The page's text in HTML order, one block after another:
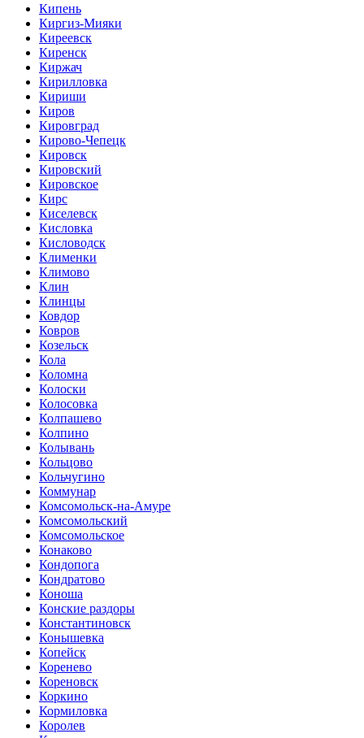
Кипень
Киргиз-Мияки
Киреевск
Киренск
Киржач
Кирилловка
Кириши
Киров
Кировград
Кирово-Чепецк
Кировск
Кировский
Кировское
Кирс
Киселевск
Кисловка
Кисловодск
Клименки
Климово
Клин
Клинцы
Ковдор
Ковров
Козельск
Кола
Коломна
Колоски
Колосовка
Колпашево
Колпино
Колывань
Кольцово
Кольчугино
Коммунар
Комсомольск-на-Амуре
Комсомольский
Комсомольское
Конаково
Кондопога
Кондратово
Коноша
Конские раздоры
Константиновск
Конышевка
Копейск
Коренево
Кореновск
Коркино
Кормиловка
Королев